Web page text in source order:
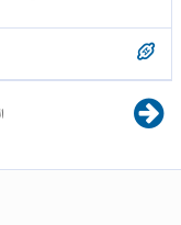
മുൻപ് ഒരു
പാരായണം
പിശാച്
അതും